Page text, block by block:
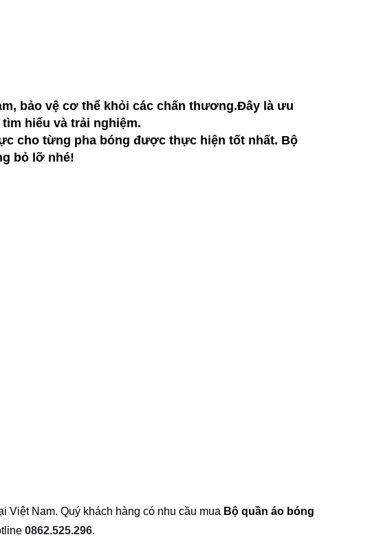
bảo vệ cơ thể khỏi các chấn thương.Đây là ưu
hiểu và trải nghiệm.
cho từng pha bóng được thực hiện tốt nhất. Bộ
bỏ lỡ nhé!
Việt Nam. Quý khách hàng có nhu cầu mua Bộ quần áo bóng
0862.525.296.